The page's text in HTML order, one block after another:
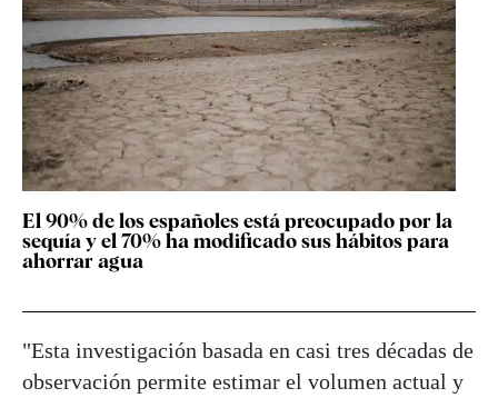
El 90% de los españoles está preocupado por la
sequía y el 70% ha modificado sus hábitos para
ahorrar agua
"Esta investigación basada en casi tres décadas de
observación permite estimar el volumen actual y